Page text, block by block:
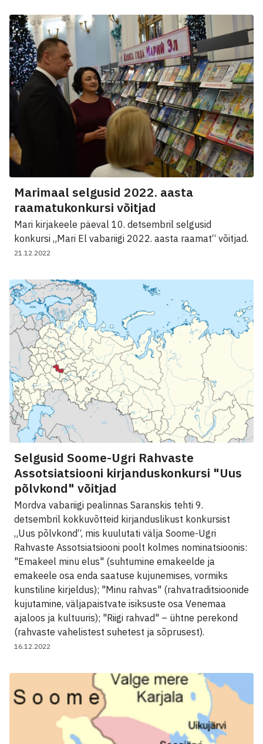
Marimaal selgusid 2022. aasta
raamatukonkursi võitjad
Mari kirjakeele päeval 10. detsembril selgusid
konkursi „Mari El vabariigi 2022. aasta raamat“ võitjad.
21.12.2022
Selgusid Soome-Ugri Rahvaste
Assotsiatsiooni kirjanduskonkursi "Uus
põlvkond" võitjad
Mordva vabariigi pealinnas Saranskis tehti 9.
detsembril kokkuvõtteid kirjanduslikust konkursist
„Uus põlvkond“, mis kuulutati välja Soome-Ugri
Rahvaste Assotsiatsiooni poolt kolmes nominatsioonis:
"Emakeel minu elus" (suhtumine emakeelde ja
emakeele osa enda saatuse kujunemises, vormiks
kunstiline kirjeldus); "Minu rahvas" (rahvatraditsioonide
kujutamine, väljapaistvate isiksuste osa Venemaa
ajaloos ja kultuuris); "Riigi rahvad" – ühtne perekond
(rahvaste vahelistest suhetest ja sõprusest).
16.12.2022